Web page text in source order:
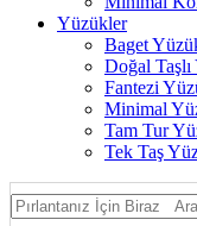
Yüzükler
Baget
Doğal
Fantezi
Minimal
Tam Tur
Tek Taş